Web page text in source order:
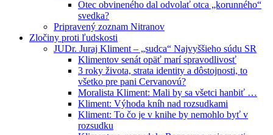
Otec obvineného dal odvolať otca „korunného“
svedka?
Pripravený zoznam Nitranov
Zločiny proti ľudskosti
JUDr. Juraj Kliment – „sudca“ Najvyššieho súdu SR
Klimentov senát opäť marí spravodlivosť
3 roky života, strata identity a dôstojnosti, to
všetko pre pani Cervanovú?
Moralista Kliment: Mali by sa všetci hanbiť …
Kliment: Výhoda kníh nad rozsudkami
Kliment: To čo je v knihe by nemohlo byť v
rozsudku